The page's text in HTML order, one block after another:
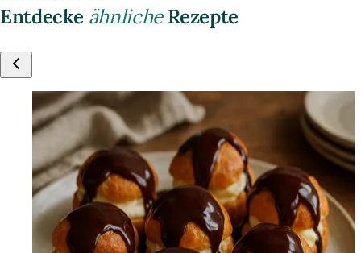
Entdecke ähnlicheRezepte